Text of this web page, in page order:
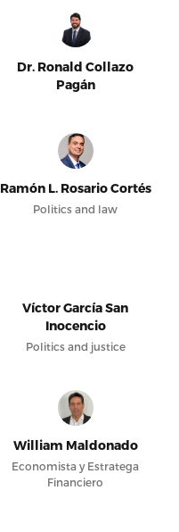
Dr. Ronald Collazo
Pagán
Ramón L. Rosario Cortés
Politics and law
Víctor García San
Inocencio
Politics and justice
William Maldonado
Economista y Estratega
Financiero